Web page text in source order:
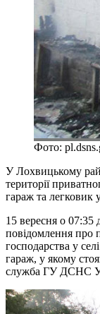
Фото:
У Лохвицькому
території
гараж та легковик
15 вересня о
повідомлення про
господарства у
гараж, у якому
служба ГУ ДСНС